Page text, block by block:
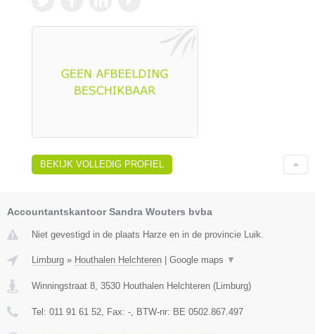
BEKIJK VOLLEDIG PROFIEL
Accountantskantoor Sandra Wouters bvba
Niet gevestigd in de plaats Harze en in de provincie Luik.
Limburg » Houthalen Helchteren Google maps ▼
Winningstraat 8 3530 Houthalen Helchteren ( Limburg)
Tel: 011 91 61 52 , Fax: - , BTW-nr: BE 0502.867.497